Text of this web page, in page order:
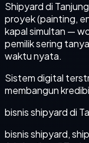
Shipyard di
proyek (painting,
kapal simultan —
pemilik sering
waktu nyata.
Sistem digital
membangun
bisnis shipyard di
bisnis shipyard,